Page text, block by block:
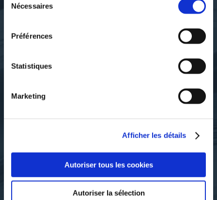
Nécessaires
Préférences
Statistiques
Marketing
Afficher les détails
Autoriser tous les cookies
Autoriser la sélection
CHUCHOTIS ET